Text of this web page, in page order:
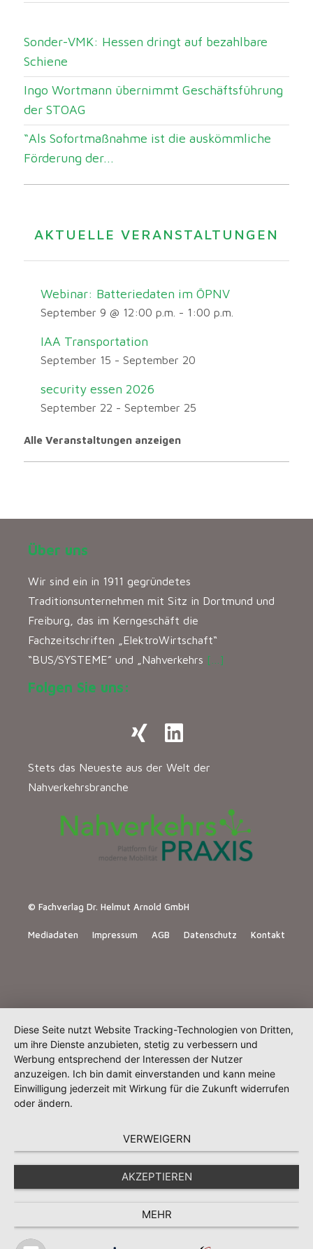
Sonder-VMK: Hessen dringt auf bezahlbare
Schiene
Ingo Wortmann übernimmt Geschäftsführung
der STOAG
“Als Sofortmaßnahme ist die auskömmliche
Förderung der...
AKTUELLE VERANSTALTUNGEN
Webinar: Batteriedaten im ÖPNV
September 9 @ 12:00 p.m. - 1:00 p.m.
IAA Transportation
September 15 - September 20
security essen 2026
September 22 - September 25
Alle Veranstaltungen anzeigen
Über uns
Wir sind ein in 1911 gegründetes
Traditionsunternehmen mit Sitz in Dortmund und
Freiburg, das im Kerngeschäft die
Fachzeitschriften „ElektroWirtschaft“
“BUS/SYSTEME” und „Nahverkehrs […]
Folgen Sie uns:
Stets das Neueste aus der Welt der
Nahverkehrsbranche
© Fachverlag Dr. Helmut Arnold GmbH
Mediadaten Impressum AGB Datenschutz Kontakt
Diese Seite nutzt Website Tracking-Technologien von Dritten,
um ihre Dienste anzubieten, stetig zu verbessern und
Werbung entsprechend der Interessen der Nutzer
anzuzeigen. Ich bin damit einverstanden und kann meine
Einwilligung jederzeit mit Wirkung für die Zukunft widerrufen
oder ändern.
VERWEIGERN
AKZEPTIEREN
MEHR